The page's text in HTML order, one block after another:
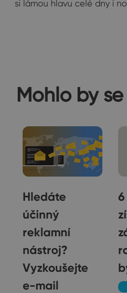
si lámou hlavu celé dny i
Mohlo by
Hledáte
účinný
reklamní
nástroj?
Vyzkoušejte
e-mail